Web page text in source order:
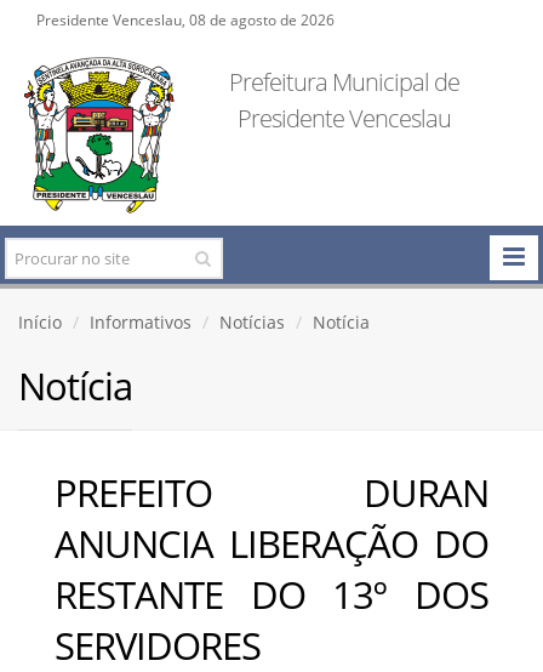
Presidente Venceslau, 08 de agosto de 2026
Prefeitura Municipal de
Presidente Venceslau
Início Informativos Notícias Notícia
Notícia
PREFEITO DURAN
ANUNCIA LIBERAÇÃO DO
RESTANTE DO 13º DOS
SERVIDORES